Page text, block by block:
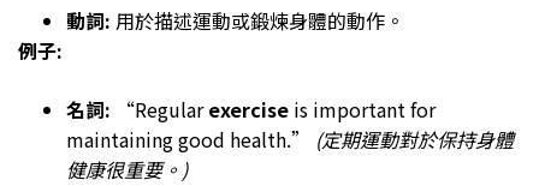
動詞: 用於描述運動或鍛煉身體的動作。
例子:
名詞: “Regularexercise is important for
maintaining good health.” (定期運動對於保持身體
健康很重要。)